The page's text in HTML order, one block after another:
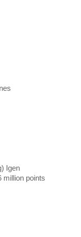
Igen
million points